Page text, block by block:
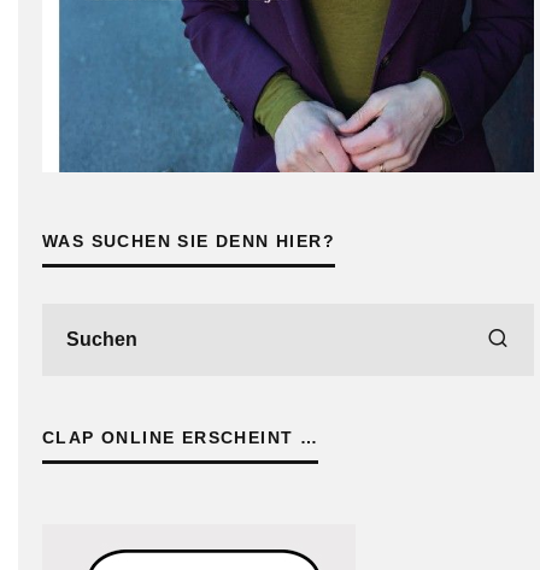
WAS SUCHEN SIE DENN HIER?
CLAP ONLINE ERSCHEINT …